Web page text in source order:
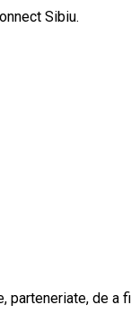
Sibiu.
de a